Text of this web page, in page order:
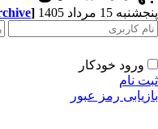
15 مرداد 1405 ]
ورود خودکار
نام
رمز عبور